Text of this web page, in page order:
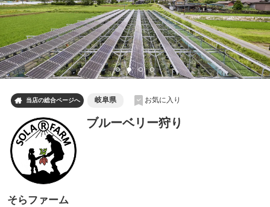
 当店の総合ページへ 岐阜県 お気に入り
ブルーベリー狩り
そらファーム